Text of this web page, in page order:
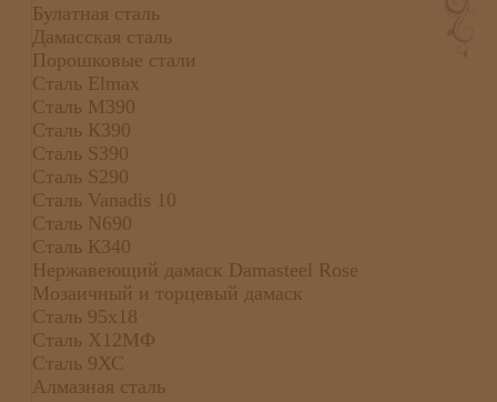
Булатная сталь
Дамасская сталь
Порошковые стали
Сталь Elmax
Сталь М390
Сталь К390
Сталь S390
Сталь S290
Сталь Vanadis 10
Сталь N690
Сталь К340
Нержавеющий дамаск Damasteel Rose
Мозаичный и торцевый дамаск
Сталь 95х18
Сталь Х12МФ
Сталь 9ХС
Алмазная сталь